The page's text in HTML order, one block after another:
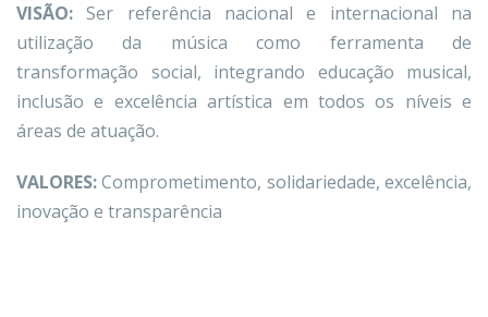
VISÃO:Ser referência nacional e internacional na
utilização da música como ferramenta de
transformação social, integrando educação musical,
inclusão e excelência artística em todos os níveis e
áreas de atuação.
VALORES:Comprometimento, solidariedade, excelência,
inovação e transparência